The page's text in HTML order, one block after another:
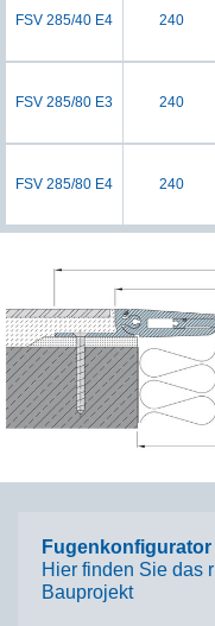
FSV 285/40 E4 240
FSV 285/80 E3 240
FSV 285/80 E4 240
Fugenkonfigurator
Hier finden Sie das
Bauprojekt